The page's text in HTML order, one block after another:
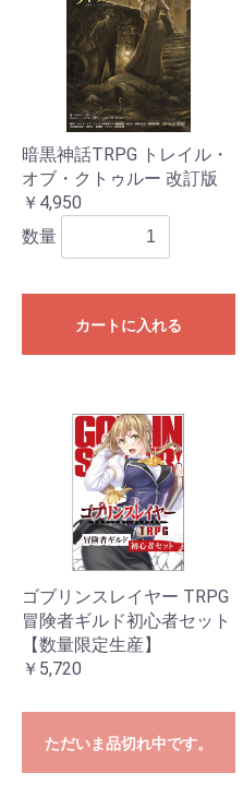
暗黒神話TRPG トレイル・
オブ・クトゥルー 改訂版
￥4,950
数量
カートに入れる
ゴブリンスレイヤー TRPG
冒険者ギルド初心者セット
【数量限定生産】
￥5,720
ただいま品切れ中です。